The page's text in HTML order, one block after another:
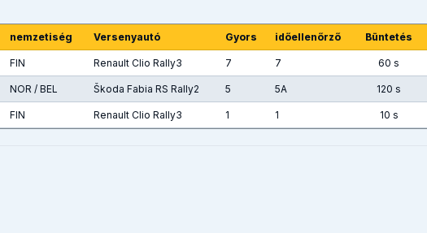
nemzetiség Versenyautó Gyors időellenőrző Büntetés
FIN Renault Clio Rally3 7 7 60 s
NOR / BEL Škoda Fabia RS Rally2 5 5A 120 s
FIN Renault Clio Rally3 1 1 10 s